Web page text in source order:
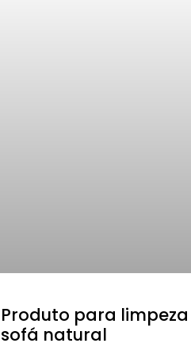
Produto para
sofá natural